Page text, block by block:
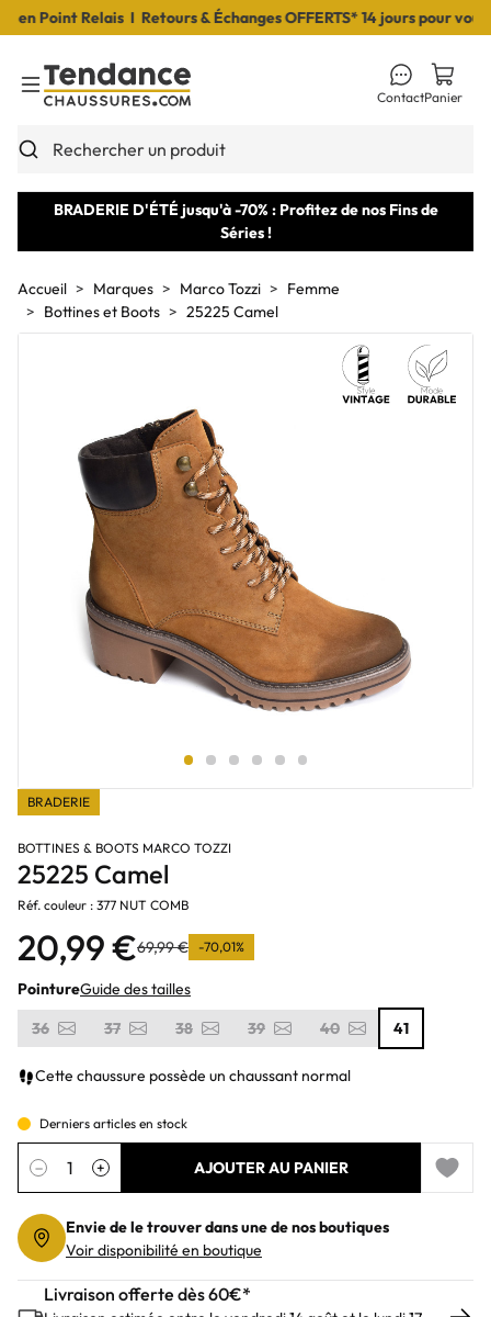
Point Relais I Retours & Échanges OFFERTS* 14 jours pour
Toggle Menu
Rechercher un produit
ContactPanier
BRADERIE D'ÉTÉ jusqu'à -70% : Profitez de nos Fins de
Séries !
Accueil Marques Marco Tozzi
Femme
Bottines et Boots
25225 Camel
BRADERIE
BOTTINES & BOOTS MARCO TOZZI
25225 Camel
Réf. couleur : 377 NUT COMB
20,99 €69,99 € -70,01%
PointureGuide des tailles
36
37 38 39 40 41
Cette chaussure possède un chaussant normal
Derniers articles en stock
Quantité
− + AJOUTER AU PANIER
Add to
Envie de le trouver dans une de nos boutiques
Voir disponibilité en boutique
Livraison offerte dès 60€*